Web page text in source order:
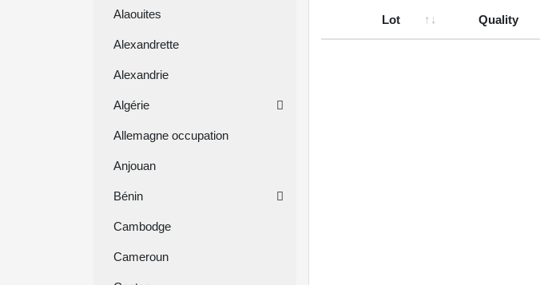
Alaouites
Alexandrette
Alexandrie
Algérie
Allemagne occupation
Anjouan
Bénin
Cambodge
Cameroun
Lot Quality